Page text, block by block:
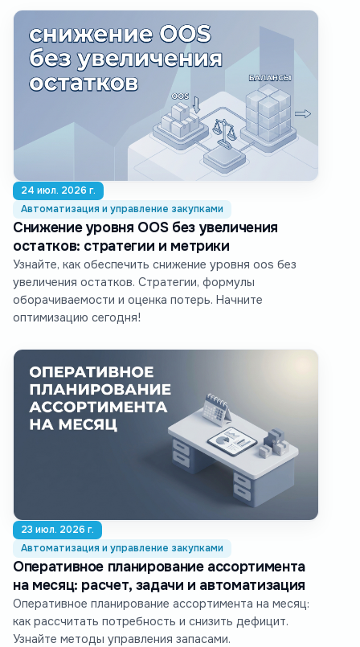
24 июл. 2026 г.
Автоматизация и управление закупками
Снижение уровня OOS без увеличения
остатков: стратегии и метрики
Узнайте, как обеспечить снижение уровня oos без
увеличения остатков. Стратегии, формулы
оборачиваемости и оценка потерь. Начните
оптимизацию сегодня!
23 июл. 2026 г.
Автоматизация и управление закупками
Оперативное планирование ассортимента
на месяц: расчет, задачи и автоматизация
Оперативное планирование ассортимента на месяц:
как рассчитать потребность и снизить дефицит.
Узнайте методы управления запасами.